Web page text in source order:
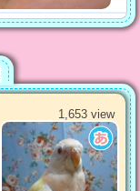
1,653 view